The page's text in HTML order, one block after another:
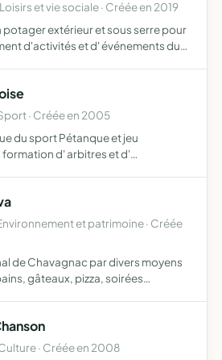
et vie sociale · Créée en 2019
extérieur et sous serre pour
d'activités et d' événements du
· Créée en 2005
du sport Pétanque et jeu
d' arbitres et d'
et patrimoine · Créée
de Chavagnac par divers moyens
gâteaux, pizza, soirées
· Créée en 2008